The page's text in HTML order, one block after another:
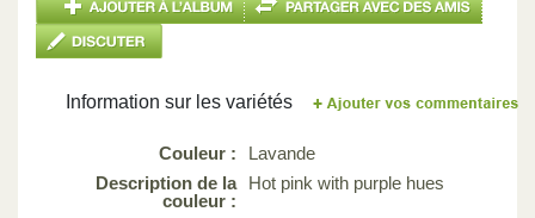
Information sur les variétés
Couleur :
Lavande
Description de la
couleur :
Hot pink with purple hues